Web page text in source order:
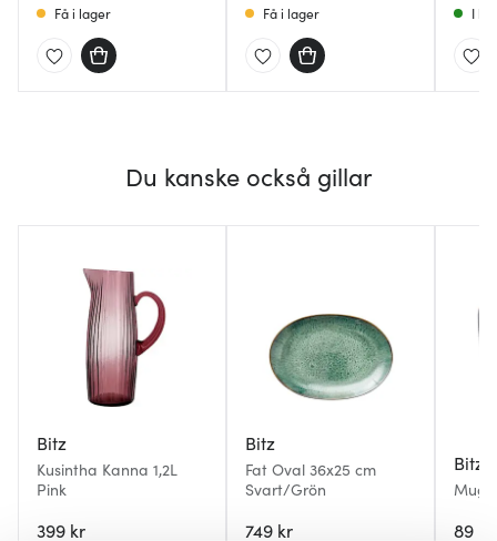
Få i lager Få i lager I
Du kanske också gillar
Bitz
Kusintha Kanna 1,2L
Pink
399 kr
Bitz
Fat Oval 36x25 cm
Svart/Grön
749 kr
Bitz
89 kr